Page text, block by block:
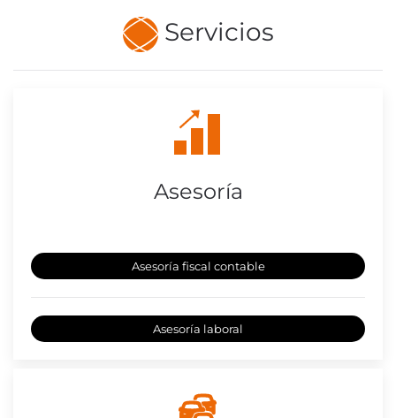
Servicios
Asesoría
Asesoría fiscal contable
Asesoría laboral